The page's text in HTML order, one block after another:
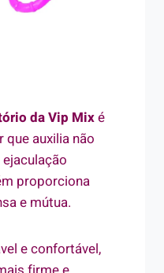
da Vip Mixé
auxilia não
proporciona
e mútua.
e confortável,